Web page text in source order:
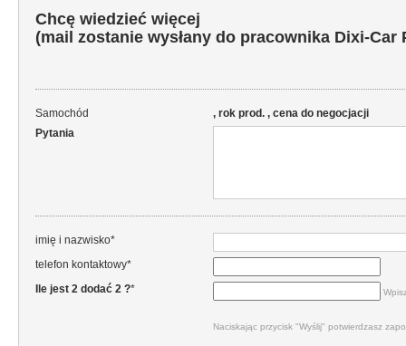
Chcę wiedzieć więcej
(mail zostanie wysłany do pracownika Dixi-Car
Samochód
, rok prod. , cena do negocjacji
Pytania
imię i nazwisko*
telefon kontaktowy*
Ile jest 2 dodać 2 ?*
Naciskając przycisk "Wyślij" potwierdzasz